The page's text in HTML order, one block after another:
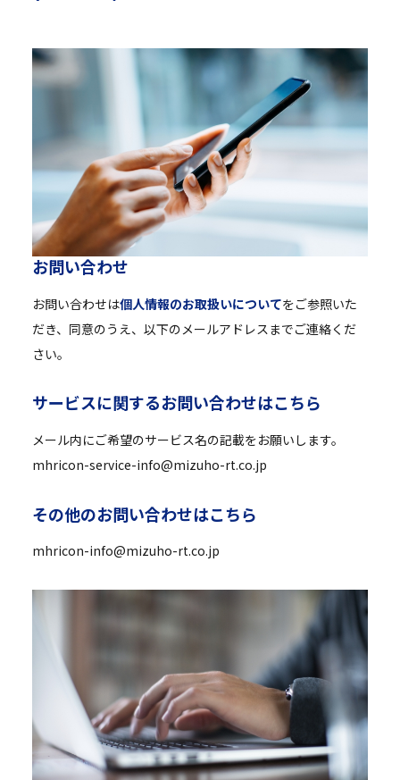
お問い合わせ
お問い合わせは個人情報のお取扱いについてをご参照いた
だき、同意のうえ、以下のメールアドレスまでご連絡くだ
さい。
サービスに関するお問い合わせはこちら
メール内にご希望のサービス名の記載をお願いします。
mhricon-service-info@mizuho-rt.co.jp
その他のお問い合わせはこちら
mhricon-info@mizuho-rt.co.jp